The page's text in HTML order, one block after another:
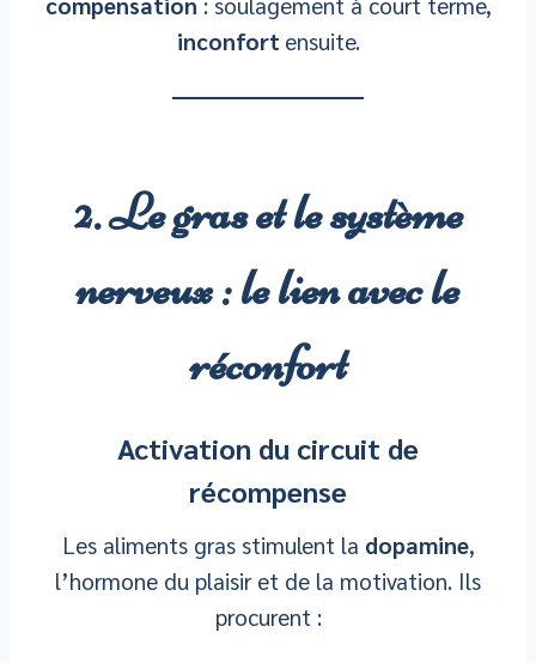
inconfort ensuite.
2. Le gras et le système
nerveux : le lien avec le
réconfort
Activation du circuit de
récompense
Les aliments gras stimulent la dopamine,
l’hormone du plaisir et de la motivation. Ils
procurent :